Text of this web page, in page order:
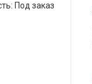
Под заказ